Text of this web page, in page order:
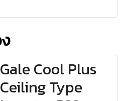
Gale Cool Plus
Ceiling Type